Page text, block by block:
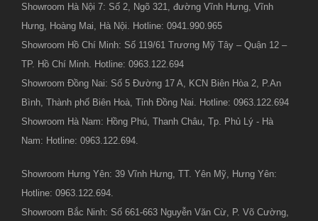
Showroom Hà Nội 7: Số 2, Ngõ 321, đường Vĩnh Hưng, Vĩnh
Hưng, Hoàng Mai, Hà Nội. Hotline: 0941.990.965
Showroom Hồ Chí Minh: Số 119/61 Trương Mỹ Tây – Quận 12 –
TP. Hồ Chí Minh. Hotline: 0963.122.694
Showroom Đồng Nai: Số 5 Đường 17 A, KCN Biên Hòa 2, P.An
Bình, Thành phố Biên Hoà, Tỉnh Đồng Nai. Hotline: 0963.122.694
Showroom Hà Nam: Hồng Phú, Thanh Châu, Tp. Phủ Lý - Hà
Nam: Hotline: 0963.122.694.
Showroom Hưng Yên: 39 Vĩnh Hưng, TT. Yên Mỹ, Hưng Yên:
Hotline: 0963.122.694.
Showroom Bắc Ninh: Số 661-663 Nguyễn Văn Cừ, P. Võ Cường,